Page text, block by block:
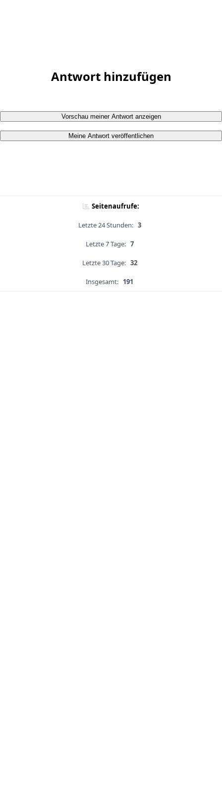
Antwort hinzufügen
Vorschau meiner Antwort anzeigen
Meine Antwort veröffentlichen
Seitenaufrufe:
Letzte 24 Stunden: 3
Letzte 7 Tage: 7
Letzte 30 Tage: 32
Insgesamt: 191